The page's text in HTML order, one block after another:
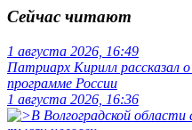
Сейчас читают
1 августа 2026, 16:49
Патриарх Кирилл рассказал
программе России
1 августа 2026, 16:36